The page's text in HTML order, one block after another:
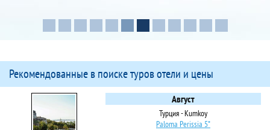
Рекомендованные в поиске туров отели и цены
Август
Турция - Kumkoy
Paloma Perissia 5*